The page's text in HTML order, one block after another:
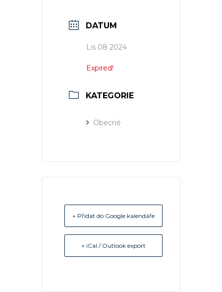
DATUM
Lis 08 2024
Expired!
KATEGORIE
Obecné
+ Přidat do Google kalendáře
+ iCal / Outlook export